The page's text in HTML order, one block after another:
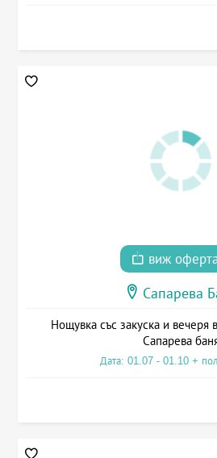
виж
Сапарева
Нощувка със закуска и
Сапарева
Дата: 01.07 - 01.10 +